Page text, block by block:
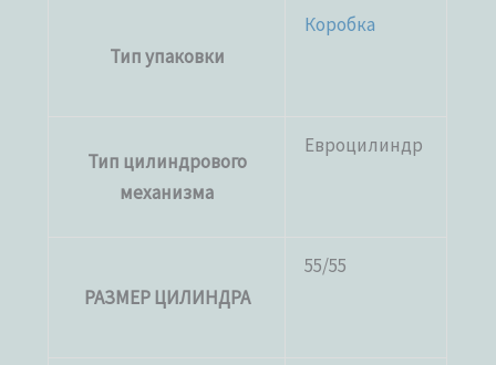
Тип упаковки
Коробка
Тип цилиндрового
механизма
Евроцилиндр
РАЗМЕР ЦИЛИНДРА
55/55